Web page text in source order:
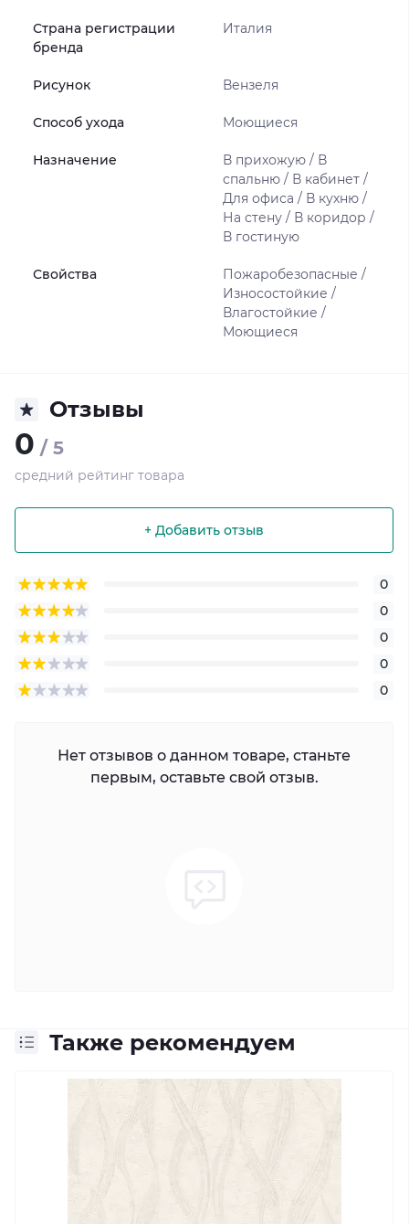
Страна регистрации
бренда
Италия
Рисунок Вензеля
Способ ухода Моющиеся
Назначение
В прихожую / В
спальню / В кабинет /
Для офиса / В кухню /
На стену / В коридор /
В гостиную
Свойства
Пожаробезопасные /
Износостойкие /
Влагостойкие /
Моющиеся
Отзывы
0 / 5
средний рейтинг товара
+ Добавить отзыв
0
0
0
0
0
Нет отзывов о данном товаре, станьте
первым, оставьте свой отзыв.
Также рекомендуем